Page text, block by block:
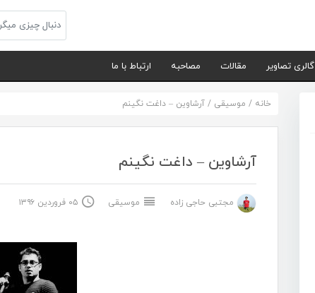
گالری تصاویر مقالات مصاحبه ارتباط با ما
خانه / موسیقی / آرشاوین – داغت نگینم
آرشاوین – داغت نگینم
مجتبی حاجی زاده موسیقی ۰۵ فروردین ۱۳۹۶